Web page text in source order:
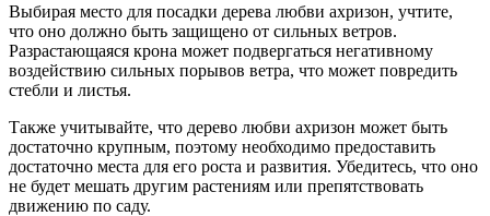
Выбирая место для посадки дерева любви ахризон, учтите,
что оно должно быть защищено от сильных ветров.
Разрастающаяся крона может подвергаться негативному
воздействию сильных порывов ветра, что может повредить
стебли и листья.
Также учитывайте, что дерево любви ахризон может быть
достаточно крупным, поэтому необходимо предоставить
достаточно места для его роста и развития. Убедитесь, что оно
не будет мешать другим растениям или препятствовать
движению по саду.